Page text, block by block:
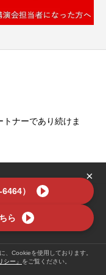
ナーであり続けま
演サーチに無料で相談する
×
）
ら
、Cookieを使用しております。
シー」 をご覧ください。